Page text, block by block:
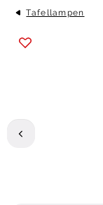
Tafellampen